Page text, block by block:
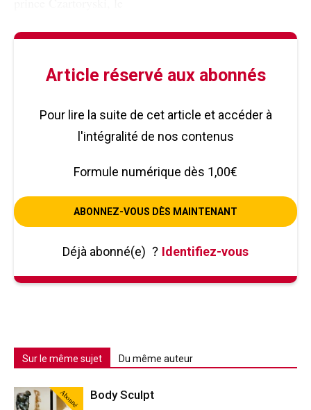
Article réservé aux abonnés
Pour lire la suite de cet article et accéder à
l'intégralité de nos contenus
Formule numérique dès 1,00€
ABONNEZ-VOUS DÈS MAINTENANT
Déjà abonné(e) ? Identifiez-vous
Sur le même sujet Du même auteur
Abonné Body Sculpt